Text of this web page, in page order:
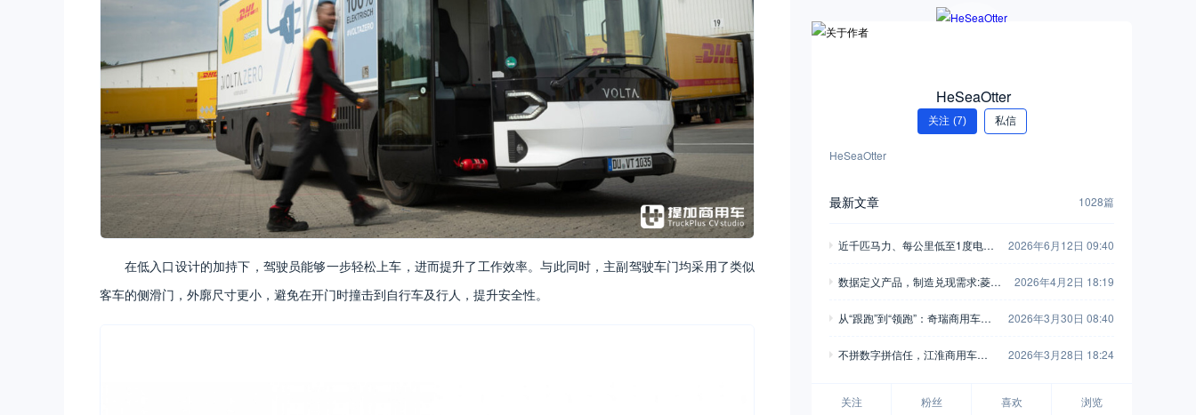
在低入口设计的加持下，驾驶员能够一步轻松上车，进而提升了工作效率。与此同时，主副驾驶车门均采用了类似
客车的侧滑门，外廓尺寸更小，避免在开门时撞击到自行车及行人，提升安全性。
HeSeaOtter
关注 (7) 私信
HeSeaOtter
最新文章 1028篇
近千匹马力、每公里低至1度电！
2026年6月12日 09:40
数据定义产品，制造兑现需求:菱势
2026年4月2日 18:19
从“跟跑”到“领跑”：奇瑞商用车以F
2026年3月30日 08:40
不拼数字拼信任，江淮商用车用6
2026年3月28日 18:24
关注 粉丝 喜欢 浏览